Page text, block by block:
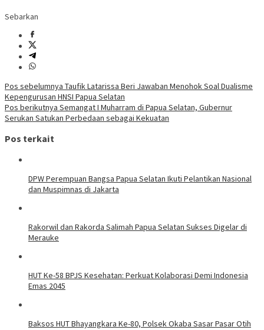
Sebarkan
Navigasi
pos
Pos sebelumnya Taufik Latarissa Beri Jawaban Menohok Soal Dualisme
Kepengurusan HNSI Papua Selatan
Pos berikutnya Semangat I Muharram di Papua Selatan, Gubernur
Serukan Satukan Perbedaan sebagai Kekuatan
Pos terkait
DPW Perempuan Bangsa Papua Selatan Ikuti Pelantikan Nasional
dan Muspimnas di Jakarta
Rakorwil dan Rakorda Salimah Papua Selatan Sukses Digelar di
Merauke
HUT Ke-58 BPJS Kesehatan: Perkuat Kolaborasi Demi Indonesia
Emas 2045
Baksos HUT Bhayangkara Ke-80, Polsek Okaba Sasar Pasar Otih